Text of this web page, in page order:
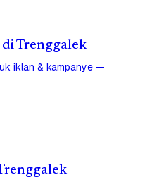
di Trenggalek
iklan & kampanye —